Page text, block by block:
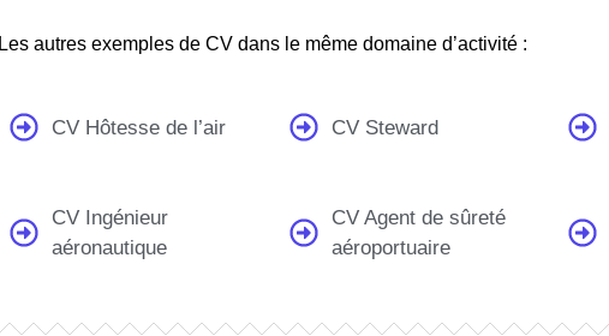
Les autres exemples de CV dans le même domaine d’activité :
CV Hôtesse de l’air CV Steward
CV Ingénieur
aéronautique
CV Agent de sûreté
aéroportuaire